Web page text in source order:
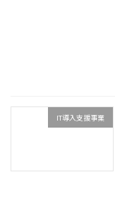
IT導入支援事業